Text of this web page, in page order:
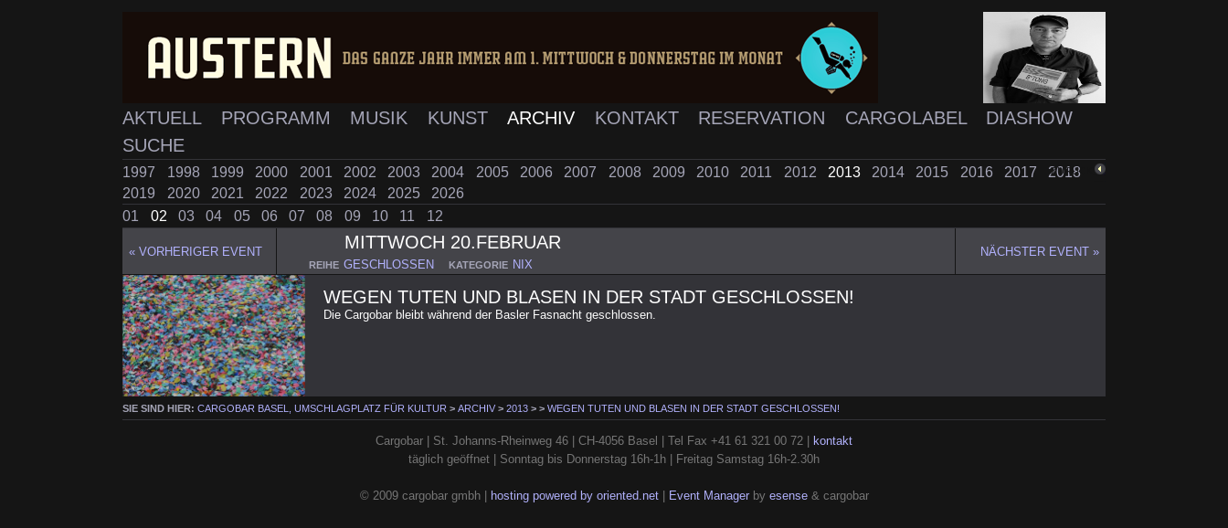
AKTUELL PROGRAMM MUSIK KUNST ARCHIV KONTAKT RESERVATION CARGOLABEL
DIASHOW
SUCHE
1997 1998 1999 2000 2001 2002 2003 2004 2005 2006 2007 2008 2009 2010 2011 2012 2013 2014 2015 2016 2017
2018
2019
2020 2021 2022 2023 2024 2025
2026
01
02 03 04 05 06 07 08 09 10 11 12
ZURÜCK
« VORHERIGER EVENT MITTWOCH 20.FEBRUAR
REIHE GESCHLOSSEN KATEGORIE NIX
NÄCHSTER EVENT »
WEGEN TUTEN UND BLASEN IN DER STADT GESCHLOSSEN!
Die Cargobar bleibt während der Basler Fasnacht geschlossen.
SIE SIND HIER:CARGOBAR BASEL, UMSCHLAGPLATZ FÜR KULTUR >ARCHIV >2013 >>WEGEN TUTEN UND BLASEN IN DER STADT GESCHLOSSEN!
Cargobar | St. Johanns-Rheinweg 46 | CH-4056 Basel | Tel Fax +41 61 321 00 72 |
kontakt
täglich geöffnet | Sonntag bis Donnerstag 16h-1h | Freitag Samstag 16h-2.30h
© 2009 cargobar gmbh | hosting powered by oriented.net| Event Managerby esense& cargobar